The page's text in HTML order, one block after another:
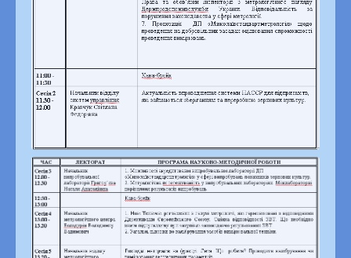
Кадрова політика
Загальна інформація
Конкурс з відбору суб’єктів аудиторської діяльності
Профспілка
Дитяча сторінка
Контакти
ЗМІ про нас